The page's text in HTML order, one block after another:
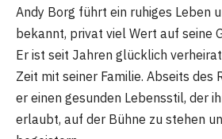
Andy Borg führt ein ruhiges Leben
bekannt, privat viel Wert auf seine
Er ist seit Jahren glücklich
Zeit mit seiner Familie. Abseits
er einen gesunden Lebensstil, der
erlaubt, auf der Bühne zu stehen